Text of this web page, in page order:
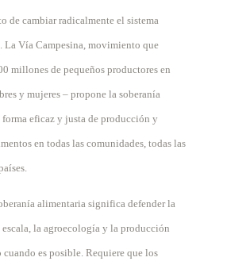
de cambiar radicalmente el sistema
Vía Campesina, movimiento que
millones de pequeños productores en
y mujeres – propone la soberanía
eficaz y justa de producción y
en todas las comunidades, todas las
alimentaria significa defender la
la agroecología y la producción
cuando es posible. Requiere que los